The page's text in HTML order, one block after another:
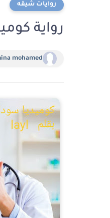
روايات شيقه
رواية
mohamed